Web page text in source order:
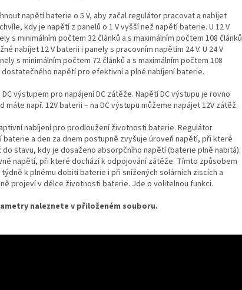
napětí baterie o 5 V, aby začal regulátor pracovat a nabíjet
kdy je napětí z panelů o 1 V vyšší než napětí baterie. U 12 V
s minimálním počtem 32 článků a s maximálním počtem 108 článků
nabíjet 12 V baterii i panely s pracovním napětím 24 V. U 24 V
s minimálním počtem 72 článků a s maximálním počtem 108
dostatečného napětí pro efektivní a plné nabíjení baterie.
výstupem pro napájení DC zátěže. Napětí DC výstupu je rovno
např. 12V baterii – na DC výstupu můžeme napájet 12V zátěž.
nabíjení pro prodloužení životnosti baterie. Regulátor
baterie a den za dnem postupně zvyšuje úroveň napětí, při které
stavu, kdy je dosaženo absorpčního napětí (baterie plně nabitá).
napětí, při které dochází k odpojování zátěže. Tímto způsobem
k plnému dobití baterie i při snížených solárních ziscích a
projeví v délce životnosti baterie. Jde o volitelnou funkci.
naleznete v přiloženém souboru.